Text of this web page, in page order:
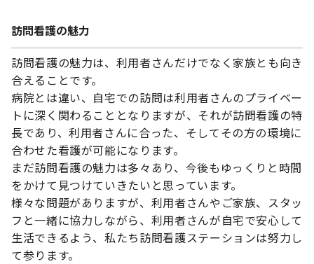
訪問看護の魅力
訪問看護の魅力は、利用者さんだけでなく家族とも向き
合えることです。
病院とは違い、自宅での訪問は利用者さんのプライベー
トに深く関わることとなりますが、それが訪問看護の特
長であり、利用者さんに合った、そしてその方の環境に
合わせた看護が可能になります。
まだ訪問看護の魅力は多々あり、今後もゆっくりと時間
をかけて見つけていきたいと思っています。
様々な問題がありますが、利用者さんやご家族、スタッ
フと一緒に協力しながら、利用者さんが自宅で安心して
生活できるよう、私たち訪問看護ステーションは努力し
て参ります。